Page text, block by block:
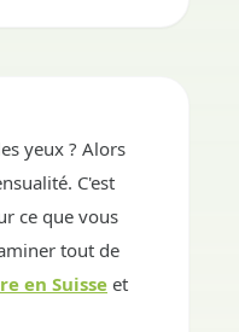
yeux ? Alors
C'est
ce que vous
tout de
en Suisse et